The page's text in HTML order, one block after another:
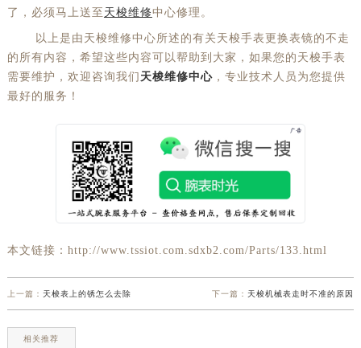
了，必须马上送至 天梭维修中心修理。
以上是由天梭维修中心所述的有关天梭手表更换表镜的不走
的所有内容，希望这些内容可以帮助到大家，如果您的天梭手表
需要维护，欢迎咨询我们 天梭维修中心，专业技术人员为您提供
最好的服务！
本文链接：http://www.tssiot.com.sdxb2.com/Parts/133.html
上一篇： 天梭表上的锈怎么去除 下一篇：天梭机械表走时不准的原因
相关推荐